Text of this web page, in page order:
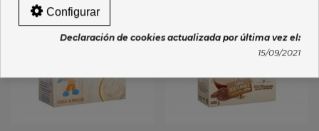
Configurar
Declaración de cookies actualizada por última vez el:
15/09/2021